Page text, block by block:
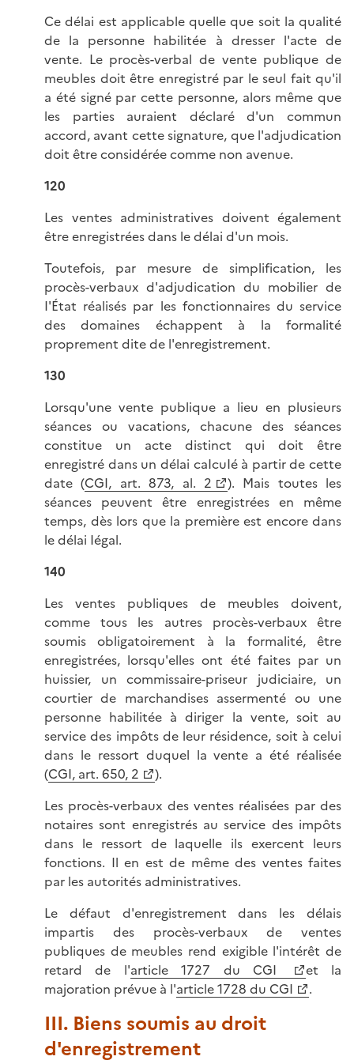
Ce délai est applicable quelle que soit la qualité
de la personne habilitée à dresser l'acte de
vente. Le procès-verbal de vente publique de
meubles doit être enregistré par le seul fait qu'il
a été signé par cette personne, alors même que
les parties auraient déclaré d'un commun
accord, avant cette signature, que l'adjudication
doit être considérée comme non avenue.
120
Les ventes administratives doivent également
être enregistrées dans le délai d'un mois.
Toutefois, par mesure de simplification, les
procès-verbaux d'adjudication du mobilier de
I'État réalisés par les fonctionnaires du service
des domaines échappent à la formalité
proprement dite de l'enregistrement.
130
Lorsqu'une vente publique a lieu en plusieurs
séances ou vacations, chacune des séances
constitue un acte distinct qui doit être
enregistré dans un délai caIcuIé à partir de cette
date (CGI, art. 873, al. 2
). Mais toutes les
séances peuvent être enregistrées en même
temps, dès lors que la première est encore dans
le délai Iégal.
140
Les ventes publiques de meubles doivent,
comme tous les autres procès-verbaux être
soumis obligatoirement à la formalité, être
enregistrées, lorsqu'elles ont été faites par un
huissier, un commissaire-priseur judiciaire, un
courtier de marchandises assermenté ou une
personne habilitée à diriger la vente, soit au
service des impôts de leur résidence, soit à celui
dans le ressort duquel la vente a été réalisée
(CGI, art. 650, 2
).
Les procès-verbaux des ventes réalisées par des
notaires sont enregistrés au service des impôts
dans le ressort de laquelle ils exercent leurs
fonctions. Il en est de même des ventes faites
par les autorités administratives.
Le défaut d'enregistrement dans les délais
impartis des procès-verbaux de ventes
publiques de meubles rend exigible l'intérêt de
retard de l'article 1727 du CGI
et la
majoration prévue à l'article 1728 du CGI .
III. Biens soumis au droit
d'enregistrement